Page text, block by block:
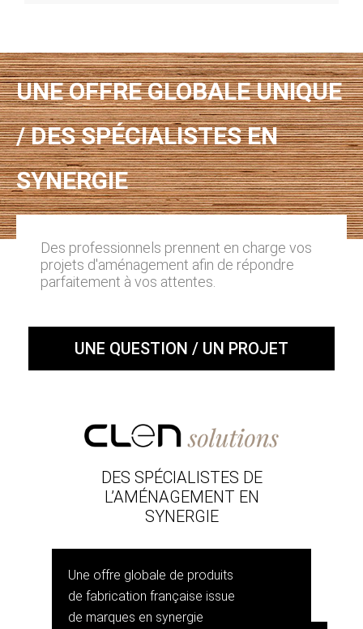
UNE OFFRE GLOBALE UNIQUE
/ DES SPÉCIALISTES EN
SYNERGIE
Des professionnels prennent en charge vos
projets d'aménagement afin de répondre
parfaitement à vos attentes.
UNE QUESTION / UN PROJET
DES SPÉCIALISTES DE
L’AMÉNAGEMENT EN
SYNERGIE
Une offre globale de produits
de fabrication française issue
de marques en synergie